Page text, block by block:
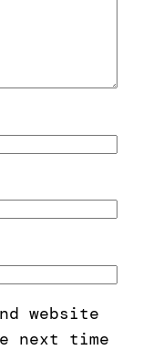
website
next time